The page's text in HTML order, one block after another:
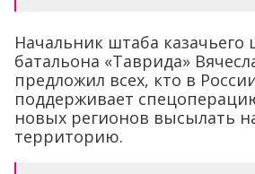
Начальник штаба казачьего
батальона «Таврида»
предложил всех, кто в
поддерживает
новых регионов высылать
территорию.